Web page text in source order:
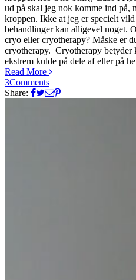
ud på skal jeg nok komme ind på,
kroppen. Ikke at jeg er specielt
behandlinger kan alligevel noget.
cryo eller cryotherapy? Måske er
cryotherapy. Cryotherapy betyder
ekstrem kulde på dele af eller på
Read More
3Comments
Share: